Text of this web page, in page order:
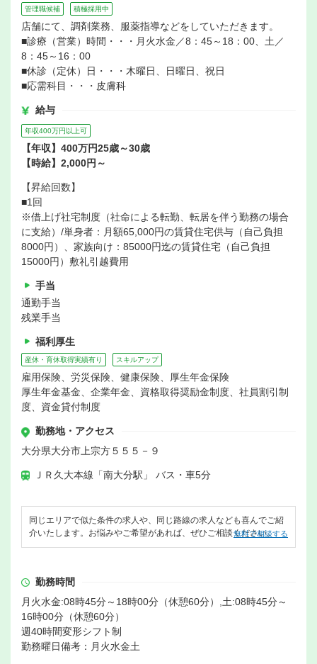
管理職候補 積極採用中
店舗にて、調剤業務、服薬指導などをしていただきます。
■診療（営業）時間・・・月火水金／8：45～18：00、土／
8：45～16：00
■休診（定休）日・・・木曜日、日曜日、祝日
■応需科目・・・皮膚科
給与
年収400万円以上可
【年収】400万円25歳～30歳
【時給】2,000円～
【昇給回数】
■1回
※借上げ社宅制度（社命による転勤、転居を伴う勤務の場合
に支給）/単身者：月額65,000円の賃貸住宅供与（自己負担
8000円）、家族向け：85000円迄の賃貸住宅（自己負担
15000円）敷礼引越費用
手当
通勤手当
残業手当
福利厚生
産休・育休取得実績有り スキルアップ
雇用保険、労災保険、健康保険、厚生年金保険
厚生年金基金、企業年金、資格取得奨励金制度、社員割引制
度、資金貸付制度
勤務地・アクセス
大分県大分市上宗方５５５－９
ＪＲ久大本線「南大分駅」 バス・車5分
同じエリアで似た条件の求人や、同じ路線の求人なども喜んでご紹
介いたします。お悩みやご希望があれば、ぜひご相談ください。
無料で相談する
勤務時間
月火水金:08時45分～18時00分（休憩60分）,土:08時45分～
16時00分（休憩60分）
週40時間変形シフト制
勤務曜日備考：月火水金土